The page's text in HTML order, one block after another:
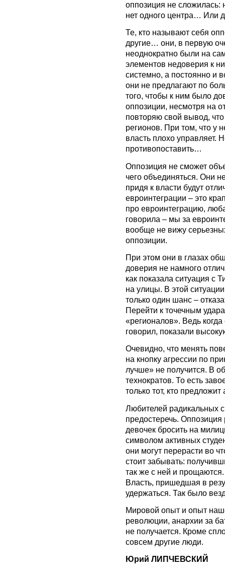
оппозиция не сложилась:
нет одного центра… Или
Те, кто называют себя
другие… они, в первую
неоднократно были на
элементов недоверия к
системно, а постоянно и
они не предлагают по
того, чтобы к ним было
оппозиции, несмотря на
повторяю свой вывод,
регионов. При том, что у
власть плохо управляет.
противопоставить…
Оппозиция не сможет
чего объединяться. Они
придя к власти будут
евроинтеграции – это
про евроинтеграцию,
говорила – мы за
вообще не вижу
оппозиции.
При этом они в глазах
доверия не намного
как показала ситуация с
на улицы. В этой
только один шанс –
Перейти к точечным
«регионалов». Ведь
говорил, показали
Очевидно, что менять
на кнопку агрессии по
лучше» не получится. В
технократов. То есть
только тот, кто
Любителей радикальных
предостеречь.
девочек бросить на
символом активных
они могут перерасти во
стоит забывать:
так же с ней и
Власть, пришедшая в
удержаться. Так было
Мировой опыт и опыт
революции, анархии за
не получается. Кроме
совсем другие люди.
Юрий ЛИПЧЕВСКИЙ